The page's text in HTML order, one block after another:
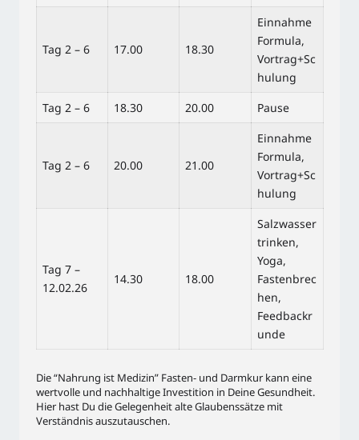
Tag 2 – 6 17.00 18.30
Einnahme
Formula,
Vortrag+Sc
hulung
Tag 2 – 6
18.30 20.00 Pause
Tag 2 – 6 20.00 21.00
Einnahme
Formula,
Vortrag+Sc
hulung
Tag 7 –
12.02.26
14.30 18.00
Salzwasser
trinken,
Yoga,
Fastenbrec
hen,
Feedbackr
unde
Die “Nahrung ist Medizin” Fasten- und Darmkur kann eine
wertvolle und nachhaltige Investition in Deine Gesundheit.
Hier hast Du die Gelegenheit alte Glaubenssätze mit
Verständnis auszutauschen.